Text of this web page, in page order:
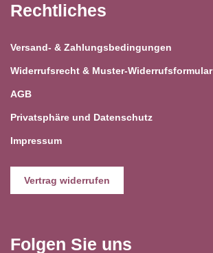
Rechtliches
Versand- & Zahlungsbedingungen
Widerrufsrecht & Muster-Widerrufsformular
AGB
Privatsphäre und Datenschutz
Impressum
Vertrag widerrufen
Folgen Sie uns